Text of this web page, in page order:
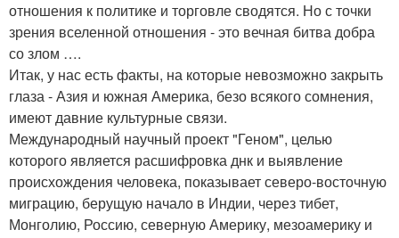
отношения к политике и торговле сводятся. Но с точки
зрения вселенной отношения - это вечная битва добра
со злом ….
Итак, у нас есть факты, на которые невозможно закрыть
глаза - Азия и южная Америка, безо всякого сомнения,
имеют давние культурные связи.
Международный научный проект "Геном", целью
которого является расшифровка днк и выявление
происхождения человека, показывает северо-восточную
миграцию, берущую начало в Индии, через тибет,
Монголию, Россию, северную Америку, мезоамерику и